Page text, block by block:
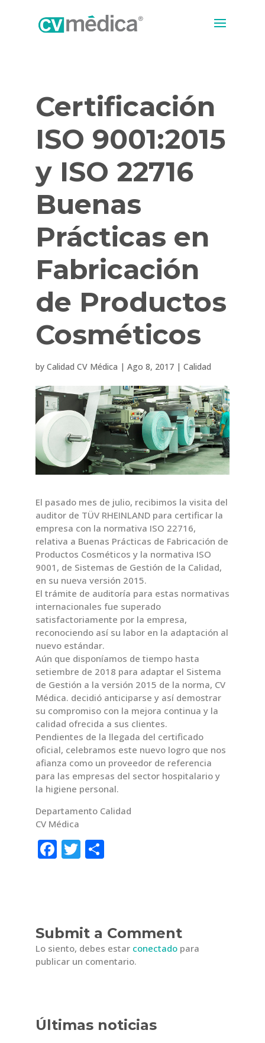
Certificación
ISO 9001:2015
y ISO 22716
Buenas
Prácticas en
Fabricación
de Productos
Cosméticos
by Calidad CV Médica | Ago 8, 2017| Calidad
El pasado mes de julio, recibimos la visita del
auditor de TÜV RHEINLAND para certificar la
empresa con la normativa ISO 22716,
relativa a Buenas Prácticas de Fabricación de
Productos Cosméticos y la normativa ISO
9001, de Sistemas de Gestión de la Calidad,
en su nueva versión 2015.
El trámite de auditoría para estas normativas
internacionales fue superado
satisfactoriamente por la empresa,
reconociendo así su labor en la adaptación al
nuevo estándar.
Aún que disponíamos de tiempo hasta
setiembre de 2018 para adaptar el Sistema
de Gestión a la versión 2015 de la norma, CV
Médica. decidió anticiparse y así demostrar
su compromiso con la mejora continua y la
calidad ofrecida a sus clientes.
Pendientes de la llegada del certificado
oficial, celebramos este nuevo logro que nos
afianza como un proveedor de referencia
para las empresas del sector hospitalario y
la higiene personal.
Departamento Calidad
CV Médica
F
b
o
o
T
r
C
ar
ti
r
Submit a Comment
Lo siento, debes estar conectadopara
publicar un comentario.
Últimas noticias